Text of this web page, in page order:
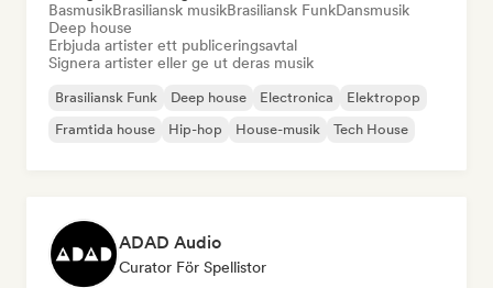
BasmusikBrasiliansk musikBrasiliansk FunkDansmusik
Deep house
Erbjuda artister ett publiceringsavtal
Signera artister eller ge ut deras musik
Brasiliansk Funk Deep house Electronica
Elektropop
Framtida house
Hip-hop House-musik Tech House
ADAD Audio
Curator För Spellistor